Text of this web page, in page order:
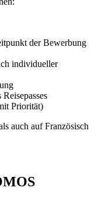
der Bewerbung
individueller
Priorität)
auch auf Französisch